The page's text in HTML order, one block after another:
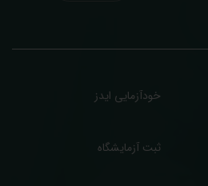
خودآزمایی ایدز
ثبت آزمایشگاه